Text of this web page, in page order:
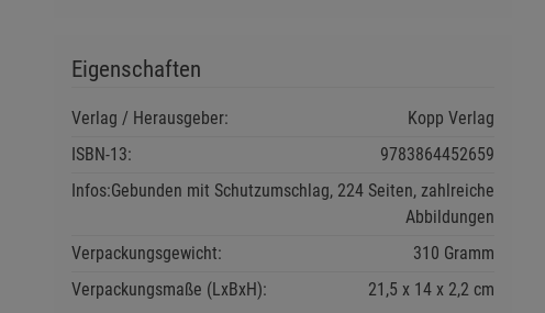
Eigenschaften
Verlag / Herausgeber:
Kopp Verlag
ISBN-13:
9783864452659
Infos:Gebunden mit Schutzumschlag, 224 Seiten, zahlreiche
Abbildungen
Verpackungsgewicht:
310 Gramm
Verpackungsmaße (LxBxH):
21,5 14 2,2cm